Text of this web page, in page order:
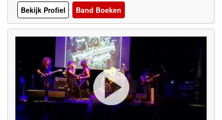
Bekijk Profiel
Band Boeken